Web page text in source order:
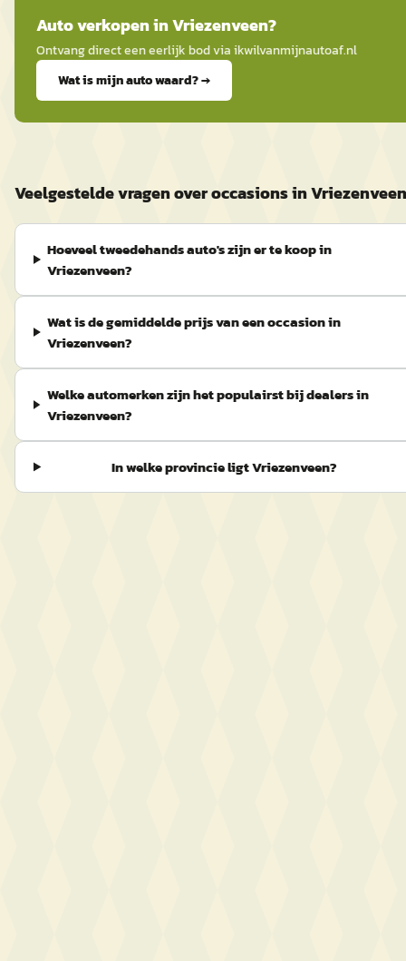
Autoverkopen inVriezenveen?
Ontvang direct een eerlijk bod viaikwilvanmijnautoaf.nl
Wat is mijn auto waard? →
Veelgestelde vragen over occasions in Vriezenveen
Hoeveel tweedehands auto's zijn er te koop in
Vriezenveen?
Wat is de gemiddelde prijs van een occasion in
Vriezenveen?
Welke automerken zijn het populairst bij dealers in
Vriezenveen?
In welke provincie ligt Vriezenveen?